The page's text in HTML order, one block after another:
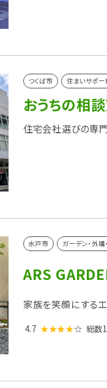
つくば市 住まいサポー
おうちの相
住宅会社選びの専門
水戸市 ガーデン・外構
ARS
家族を笑顔にする
4.7 ★★★★☆ 総数